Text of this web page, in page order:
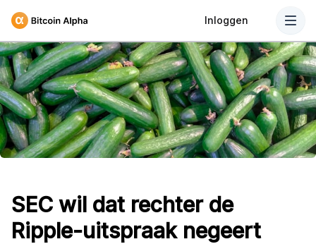
Inloggen
SEC wil dat rechter de
Ripple-uitspraak negeert